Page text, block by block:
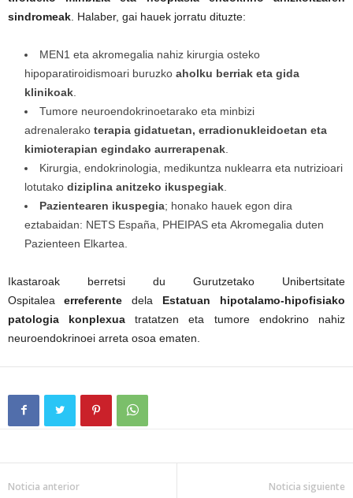
sindromeak . Halaber, gai hauek jorratu dituzte:
MEN1 eta akromegalia nahiz kirurgia osteko
hipoparatiroidismoari buruzko aholku berriak eta gida
klinikoak
Tumore neuroendokrinoetarako eta minbizi
adrenalerako terapia gidatuetan, erradionukleidoetan eta
kimioterapian egindako aurrerapenak
Kirurgia, endokrinologia, medikuntza nuklearra eta nutrizioari
lotutako diziplina anitzeko ikuspegiak
Pazientearen ikuspegia; honako hauek egon dira
eztabaidan: NETS España, PHEIPAS eta Akromegalia duten
Pazienteen Elkartea.
Ikastaroak berretsi du Gurutzetako Unibertsitate
Ospitalea erreferente dela Estatuan
hipotalamo-hipofisiako
patologia konplexua tratatzen eta tumore endokrino nahiz
neuroendokrinoei arreta osoa ematen.
Noticia anterior Noticia siguiente